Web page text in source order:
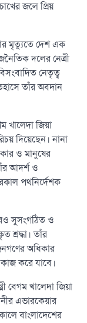
জলে প্রিয়
মৃত্যুতে দেশ এক
দলের নেত্রী
নেতৃত্ব
তাঁর অবদান
খালেদা জিয়া
দিয়েছেন। নানা
ও মানুষের
আদর্শ ও
পথনির্দেশক
সুসংগঠিত ও
শ্রদ্ধা। তাঁর
অধিকার
করে যাবে।
বেগম খালেদা জিয়া
এভারকেয়ার
বাংলাদেশের